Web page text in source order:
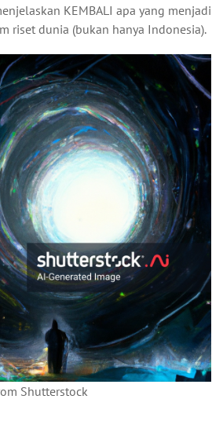
KEMBALI apa yang menjadi
riset dunia (bukan hanya Indonesia).
Shutterstock